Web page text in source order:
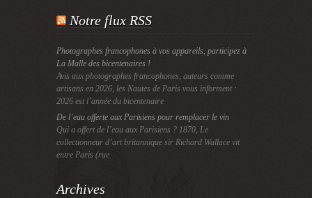
Notre flux RSS
Photographes francophones à vos appareils, participez à
La Malle des bicentenaires !
Avis aux photographes francophones, auteurs comme
artisans en 2026, les Nautes de Paris vous informent :
2026 est l’année du bicentenaire
De l’eau offerte aux Parisiens pour remplacer le vin
Qui a offert de l’eau aux Parisiens ? 1870, Le
collectionneur d’art britannique sir Richard Wallace vit
entre Paris (rue
Archives